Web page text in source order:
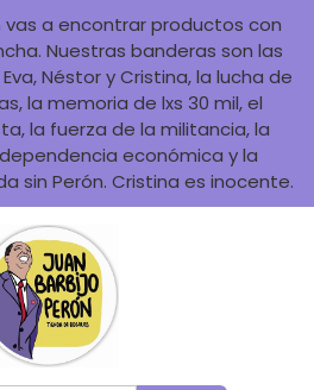
vas a encontrar productos con
Nuestras banderas son las
Néstor y Cristina, la lucha de
la memoria de lxs 30 mil, el
la fuerza de la militancia, la
económica y la
sin Perón. Cristina es inocente.